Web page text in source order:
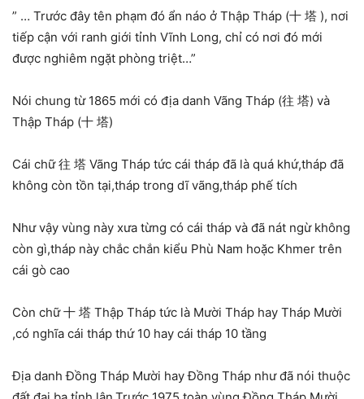
” … Trước đây tên phạm đó ẩn náo ở Thập Tháp (十 塔 ), nơi
tiếp cận với ranh giới tỉnh Vĩnh Long, chỉ có nơi đó mới
được nghiêm ngặt phòng triệt…”
Nói chung từ 1865 mới có địa danh Vãng Tháp (往 塔) và
Thập Tháp (十 塔)
Cái chữ 往 塔 Vãng Tháp tức cái tháp đã là quá khứ,tháp đã
không còn tồn tại,tháp trong dĩ vãng,tháp phế tích
Như vậy vùng này xưa từng có cái tháp và đã nát ngừ không
còn gì,tháp này chắc chắn kiểu Phù Nam hoặc Khmer trên
cái gò cao
Còn chữ 十 塔 Thập Tháp tức là Mười Tháp hay Tháp Mười
,có nghĩa cái tháp thứ 10 hay cái tháp 10 tầng
Địa danh Đồng Tháp Mười hay Đồng Tháp như đã nói thuộc